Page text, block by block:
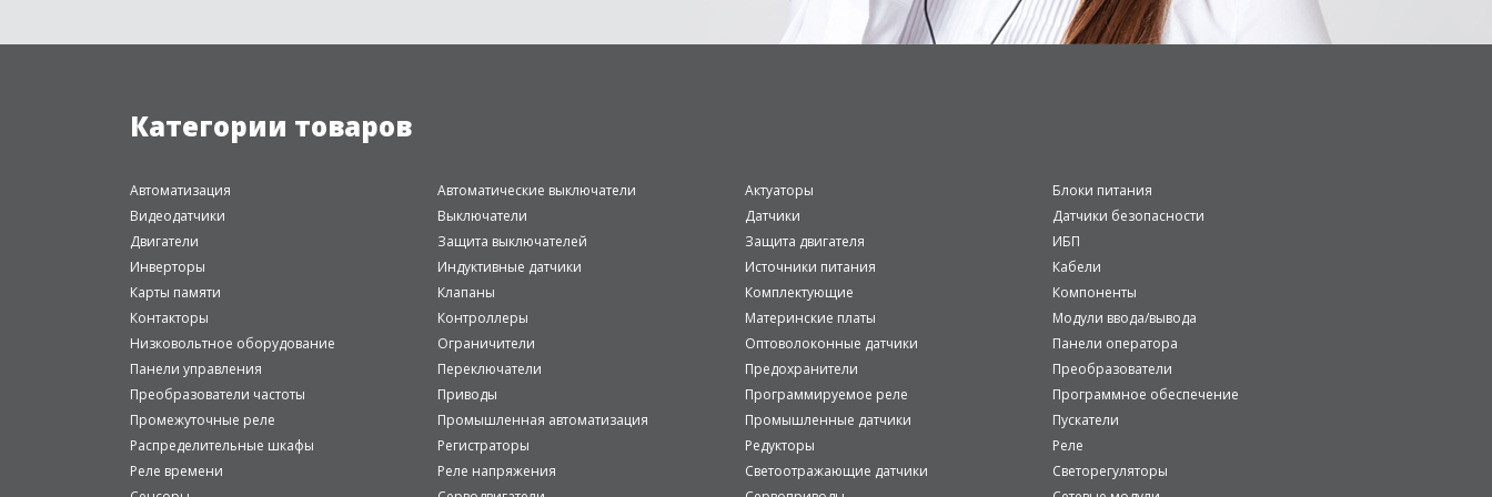
Категории товаров
Автоматизация Автоматические выключатели Актуаторы
Блоки питания
Видеодатчики
Выключатели Датчики
Датчики безопасности
Двигатели
Защита выключателей Защита двигателя
ИБП
Инверторы
Индуктивные датчики Источники питания
Кабели
Карты памяти
Клапаны Комплектующие
Компоненты
Контакторы
Контроллеры Материнские платы
Модули ввода/вывода
Низковольтное оборудование
Ограничители Оптоволоконные датчики
Панели оператора
Панели управления
Переключатели Предохранители
Преобразователи
Преобразователи частоты
Приводы Программируемое реле
Программное обеспечение
Промежуточные реле
Промышленная автоматизация Промышленные датчики
Пускатели
Распределительные шкафы
Регистраторы Редукторы
Реле
Реле времени
Реле напряжения Светоотражающие датчики
Светорегуляторы